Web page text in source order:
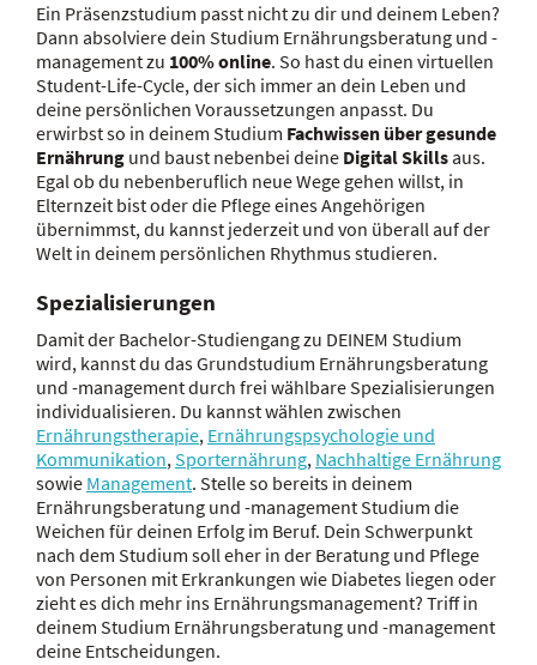
Ein Präsenzstudium passt nicht zu dir und deinem Leben?
Dann absolviere dein Studium Ernährungsberatung und -
management zu 100% online. So hast du einen virtuellen
Student-Life-Cycle, der sich immer an dein Leben und
deine persönlichen Voraussetzungen anpasst. Du
erwirbst so in deinem Studium Fachwissen über gesunde
Ernährung und baust nebenbei deine Digital Skillsaus.
Egal ob du nebenberuflich neue Wege gehen willst, in
Elternzeit bist oder die Pflege eines Angehörigen
übernimmst, du kannst jederzeit und von überall auf der
Welt in deinem persönlichen Rhythmus studieren.
Spezialisierungen
Damit der Bachelor-Studiengang zu DEINEM Studium
wird, kannst du das Grundstudium Ernährungsberatung
und -management durch frei wählbare Spezialisierungen
individualisieren. Du kannst wählen zwischen
Ernährungstherapie, Ernährungspsychologie und
Kommunikation,Sporternährung, Nachhaltige Ernährung
sowie Management. Stelle so bereits in deinem
Ernährungsberatung und -management Studium die
Weichen für deinen Erfolg im Beruf. Dein Schwerpunkt
nach dem Studium soll eher in der Beratung und Pflege
von Personen mit Erkrankungen wie Diabetes liegen oder
zieht es dich mehr ins Ernährungsmanagement? Triff in
deinem Studium Ernährungsberatung und -management
deine Entscheidungen.